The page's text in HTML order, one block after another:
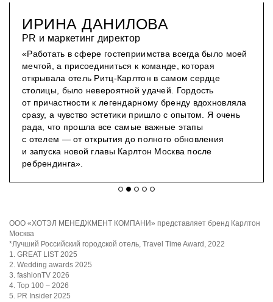
ИРИНА ДАНИЛОВА
PR и маркетинг директор
«Работать в сфере гостеприимства всегда было моей
мечтой, а присоединиться к команде, которая
открывала отель Ритц-Карлтон в самом сердце
столицы, было невероятной удачей. Гордость
от причастности к легендарному бренду вдохновляла
сразу, а чувство эстетики пришло с опытом. Я очень
рада, что прошла все самые важные этапы
с отелем — от открытия до полного обновления
и запуска новой главы Карлтон Москва после
ребрендинга».
ООО «ХОТЭЛ МЕНЕДЖМЕНТ КОМПАНИ» представляет бренд Карлтон
Москва
*Лучший Российский городской отель, Travel Time Award, 2022
1. GREAT LIST 2025
2. Wedding awards 2025
3. fashionTV 2026
4. Top 100 – 2026
5. PR Insider 2025